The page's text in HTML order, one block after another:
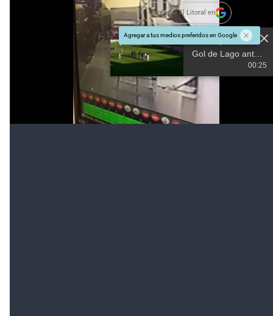
+ Agregar El Litoral en
Agregar a tus medios preferidos en Google
Cuidacoches